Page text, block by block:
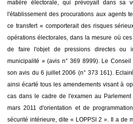
matière électorale, qui prévoyait dans sa
l'établissement des procurations aux agents
ce transfert « comporterait des risques
opérations électorales, dans la mesure où
de faire l'objet de pressions directes ou
municipalité » (avis n° 369 8999). Le
son avis du 6 juillet 2006 (n° 373 161).
ainsi écarté tous les amendements visant à
cas dans le cadre de l'examen au
mars 2011 d'orientation et de
sécurité intérieure, dite « LOPPSI 2 ». Il a de